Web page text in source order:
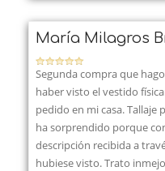
María Milagros
Segunda compra que
haber visto el vestido
pedido en mi casa. Tallaje
ha sorprendido porque
descripción recibida a
hubiese visto. Trato